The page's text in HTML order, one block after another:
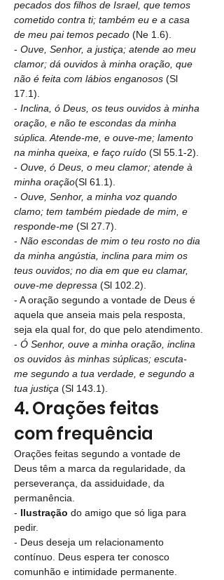
pecados dos filhos de Israel, que temos
cometido contra ti; também eu e a casa
de meu pai temos pecado (Ne 1.6).
- Ouve, Senhor, a justiça; atende ao meu
clamor; dá ouvidos à minha oração, que
não é feita com lábios enganosos (Sl
17.1).
- Inclina, ó Deus, os teus ouvidos à minha
oração, e não te escondas da minha
súplica. Atende-me, e ouve-me; lamento
na minha queixa, e faço ruído (Sl 55.1-2).
- Ouve, ó Deus, o meu clamor; atende à
minha oração(Sl 61.1).
- Ouve, Senhor, a minha voz quando
clamo; tem também piedade de mim, e
responde-me (Sl 27.7).
- Não escondas de mim o teu rosto no dia
da minha angústia, inclina para mim os
teus ouvidos; no dia em que eu clamar,
ouve-me depressa (Sl 102.2).
- A oração segundo a vontade de Deus é
aquela que anseia mais pela resposta,
seja ela qual for, do que pelo atendimento.
- Ó Senhor, ouve a minha oração, inclina
os ouvidos às minhas súplicas; escuta-
me segundo a tua verdade, e segundo a
tua justiça (Sl 143.1).
4. Orações feitas
com frequência
Orações feitas segundo a vontade de
Deus têm a marca da regularidade, da
perseverança, da assiduidade, da
permanência.
- Ilustração do amigo que só liga para
pedir.
- Deus deseja um relacionamento
contínuo. Deus espera ter conosco
comunhão e intimidade permanente.